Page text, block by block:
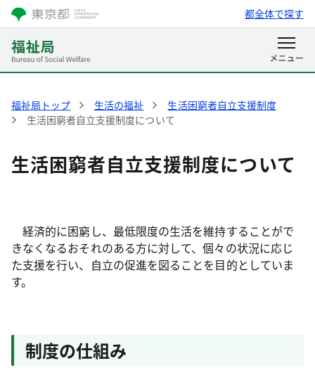
都全体で探す
福祉局トップ 生活の福祉
生活困窮者自立支援制度
生活困窮者自立支援制度について
生活困窮者自立支援制度について
経済的に困窮し、最低限度の生活を維持することがで
きなくなるおそれのある方に対して、個々の状況に応じ
た支援を行い、自立の促進を図ることを目的としていま
す。
制度の仕組み